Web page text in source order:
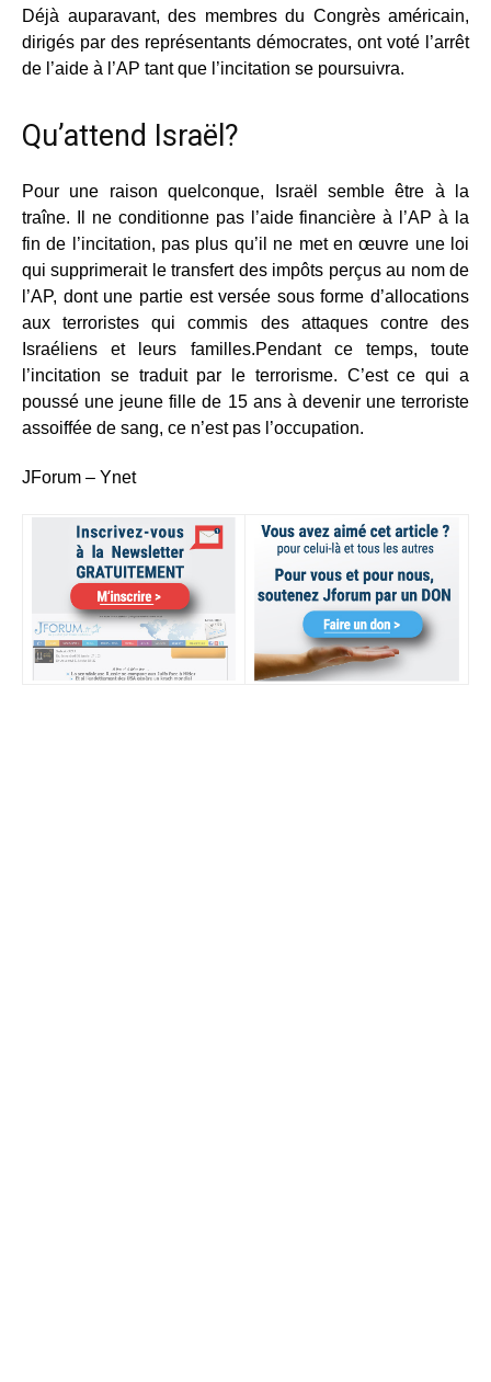
Déjà auparavant, des membres du Congrès américain,
dirigés par des représentants démocrates, ont voté l’arrêt
de l’aide à l’AP tant que l’incitation se poursuivra.
Qu’attend Israël?
Pour une raison quelconque, Israël semble être à la
traîne. Il ne conditionne pas l’aide financière à l’AP à la
fin de l’incitation, pas plus qu’il ne met en œuvre une loi
qui supprimerait le transfert des impôts perçus au nom de
l’AP, dont une partie est versée sous forme d’allocations
aux terroristes qui commis des attaques contre des
Israéliens et leurs familles.Pendant ce temps, toute
l’incitation se traduit par le terrorisme. C’est ce qui a
poussé une jeune fille de 15 ans à devenir une terroriste
assoiffée de sang, ce n’est pas l’occupation.
JForum – Ynet